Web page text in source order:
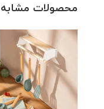
محصولات مشابه